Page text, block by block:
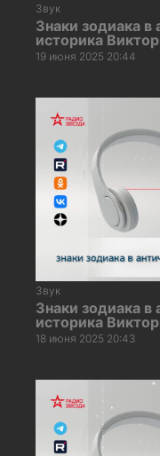
Звук
Знаки зодиака в
историка
19 июня 2025 20:44
Звук
Знаки зодиака в
историка
18 июня 2025 20:43